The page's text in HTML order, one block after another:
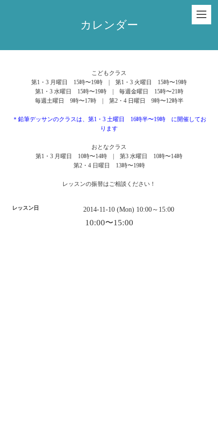
カレンダー
こどもクラス
第1・3 月曜日 15時〜19時 | 第1・3 火曜日 15時〜19時
第1・3 水曜日 15時〜19時 | 毎週金曜日 15時〜21時
毎週土曜日 9時〜17時 | 第2・4 日曜日 9時〜12時半
＊鉛筆デッサンのクラスは、第1・3 土曜日 16時半〜19時 に開催してお
ります
おとなクラス
第1・3 月曜日 10時〜14時 | 第3 水曜日 10時〜14時
第2・4 日曜日 13時〜19時
レッスンの振替はご相談ください！
レッスン日 2014-11-10 (Mon) 10:00～15:00
10:00〜15:00